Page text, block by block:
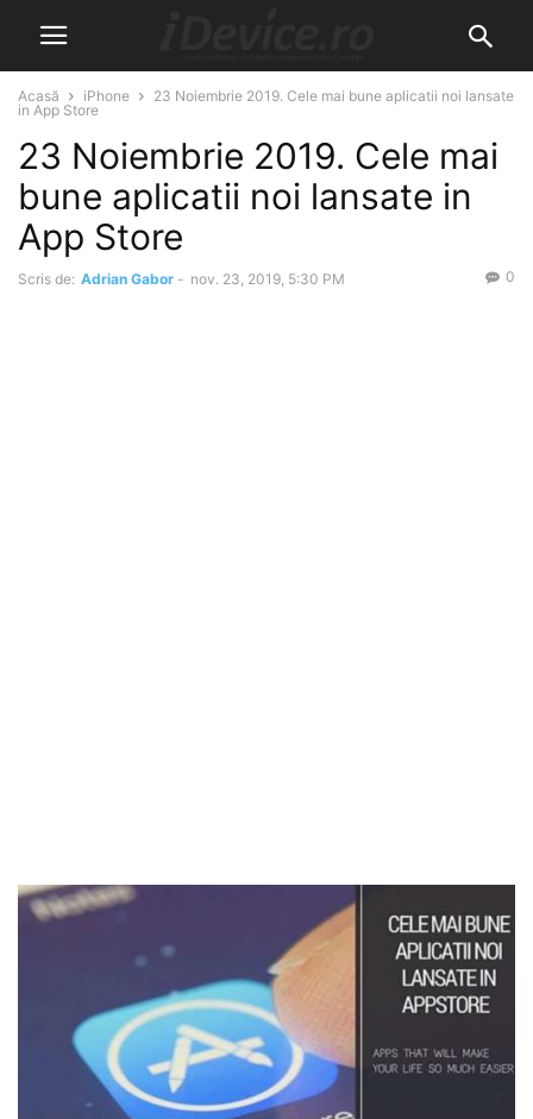
Acasă iPhone
23 Noiembrie 2019. Cele mai bune aplicatii noi lansate
in App Store
23 Noiembrie 2019. Cele mai
bune aplicatii noi lansate in
App Store
Scris de: Adrian Gabor - nov. 23, 2019, 5:30 PM 0